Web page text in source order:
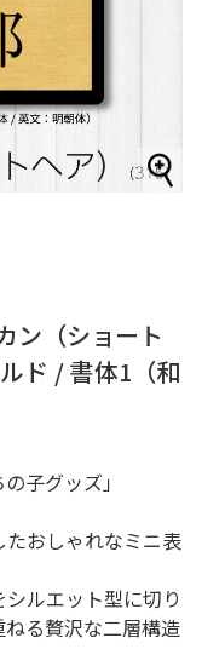
ン（ショート
ド / 書体1（和
子グッズ」
おしゃれなミニ表
ルエット型に切り
る贅沢な二層構造